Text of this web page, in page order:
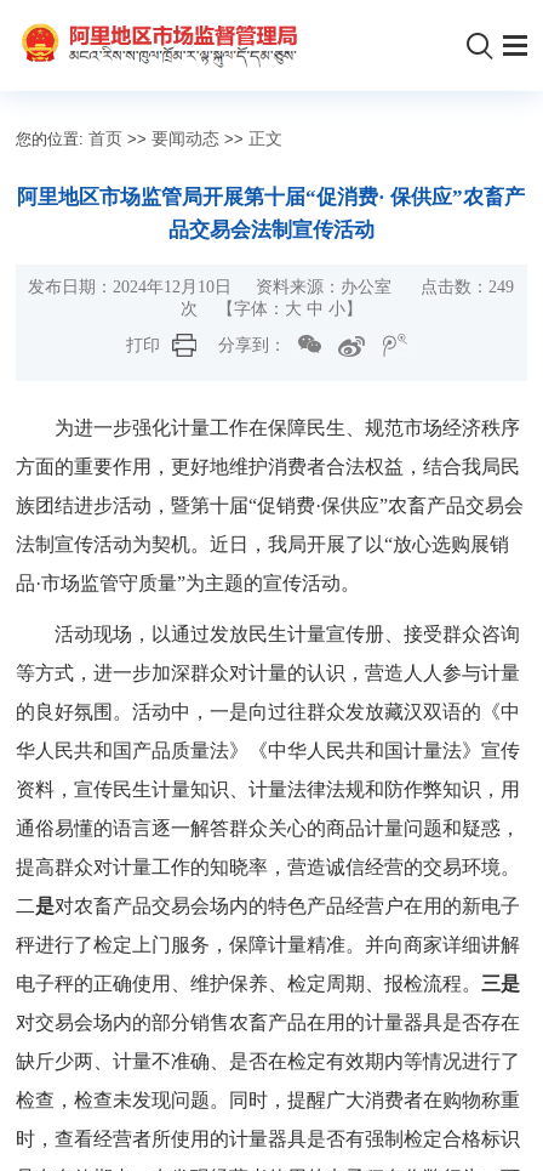
您的位置:首页 >>要闻动态 >> 正文
阿里地区市场监管局开展第十届“促消费· 保供应”农畜产
品交易会法制宣传活动
发布日期：2024年12月10日 资料来源：办公室 点击数： 249
次
【字体： 大 中 小】
打印
分享到：
为进一步强化计量工作在保障民生、规范市场经济秩序
方面的重要作用，更好地维护消费者合法权益，结合我局民
族团结进步活动，暨第十届“促销费·保供应”农畜产品交易会
法制宣传活动为契机。近日，我局开展了以“放心选购展销
品·市场监管守质量”为主题的宣传活动。
活动现场，以通过发放民生计量宣传册、接受群众咨询
等方式，进一步加深群众对计量的认识，营造人人参与计量
的良好氛围。活动中，一是向过往群众发放藏汉双语的《中
华人民共和国产品质量法》《中华人民共和国计量法》宣传
资料，宣传民生计量知识、计量法律法规和防作弊知识，用
通俗易懂的语言逐一解答群众关心的商品计量问题和疑惑，
提高群众对计量工作的知晓率，营造诚信经营的交易环境。
二是对农畜产品交易会场内的特色产品经营户在用的新电子
秤进行了检定上门服务，保障计量精准。并向商家详细讲解
电子秤的正确使用、维护保养、检定周期、报检流程。 三是
对交易会场内的部分销售农畜产品在用的计量器具是否存在
缺斤少两、计量不准确、是否在检定有效期内等情况进行了
检查，检查未发现问题。同时，提醒广大消费者在购物称重
时，查看经营者所使用的计量器具是否有强制检定合格标识